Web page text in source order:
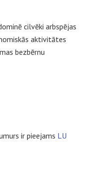
cilvēki arbspējas
aktivitātes
bezbērnu
ir pieejams LU